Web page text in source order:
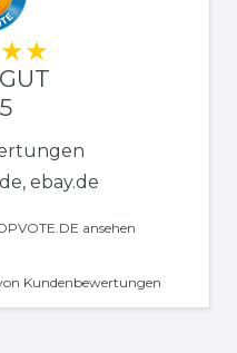
ebay.de
ansehen
Kundenbewertungen